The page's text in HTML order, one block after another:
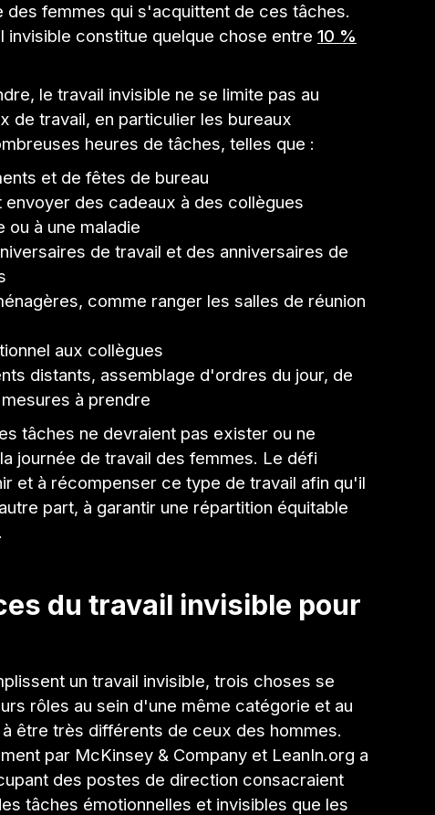
des femmes qui s'acquittent de ces tâches.
invisible constitue quelque chose entre 10 %
le travail invisible ne se limite pas au
de travail, en particulier les bureaux
heures de tâches, telles que :
et de fêtes de bureau
des cadeaux à des collègues
ou à une maladie
de travail et des anniversaires de
comme ranger les salles de réunion
aux collègues
distants, assemblage d'ordres du jour, de
à prendre
tâches ne devraient pas exister ou ne
journée de travail des femmes. Le défi
et à récompenser ce type de travail afin qu'il
part, à garantir une répartition équitable
du travail invisible pour
un travail invisible, trois choses se
rôles au sein d'une même catégorie et au
être très différents de ceux des hommes.
par McKinsey & Company et LeanIn.org a
des postes de direction consacraient
tâches émotionnelles et invisibles que les